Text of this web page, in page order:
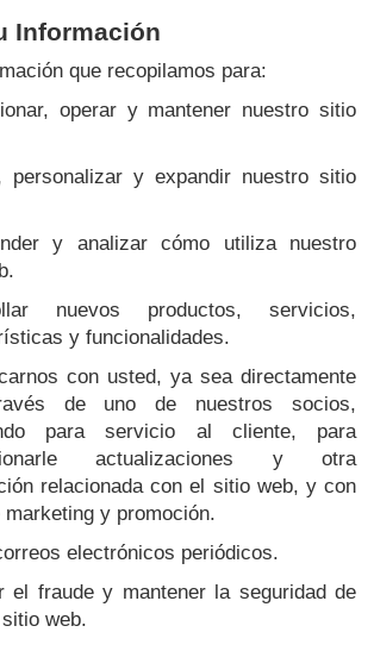
Información
que recopilamos para:
operar y mantener nuestro sitio
personalizar y expandir nuestro sitio
y analizar cómo utiliza nuestro
nuevos productos, servicios,
y funcionalidades.
con usted, ya sea directamente
de uno de nuestros socios,
para servicio al cliente, para
actualizaciones y otra
relacionada con el sitio web, y con
marketing y promoción.
electrónicos periódicos.
el fraude y mantener la seguridad de
web.